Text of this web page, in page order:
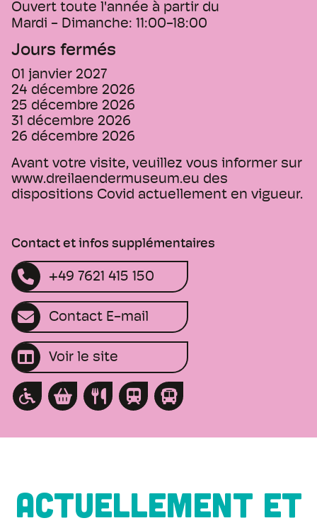
Ouvert toute l'année à partir du
Mardi - Dimanche: 11:00-18:00
Jours fermés
01 janvier 2027
24 décembre 2026
25 décembre 2026
31 décembre 2026
26 décembre 2026
Avant votre visite, veuillez vous informer sur
www.dreilaendermuseum.eu des
dispositions Covid actuellement en vigueur.
Contact et infos supplémentaires
+49 7621 415 150
Contact E-mail
Voir le site
ACTUELLEMENT ET